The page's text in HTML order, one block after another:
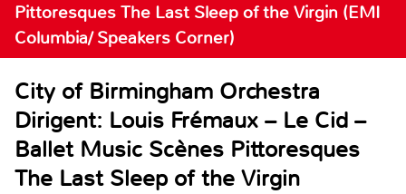
Pittoresques The Last Sleep of the Virgin (EMI
Columbia/ Speakers Corner)
City of Birmingham Orchestra
Dirigent: Louis Frémaux – Le Cid –
Ballet Music Scènes Pittoresques
The Last Sleep of the Virgin